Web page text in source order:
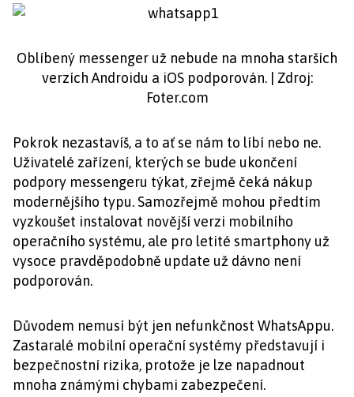
Oblíbený messenger už nebude na mnoha starších
verzích Androidu a iOS podporován. | Zdroj:
Foter.com
Pokrok nezastavíš, a to ať se nám to líbí nebo ne.
Uživatelé zařízení, kterých se bude ukončení
podpory messengeru týkat, zřejmě čeká nákup
modernějšího typu. Samozřejmě mohou předtím
vyzkoušet instalovat novější verzi mobilního
operačního systému, ale pro letité smartphony už
vysoce pravděpodobně update už dávno není
podporován.
Důvodem nemusí být jen nefunkčnost WhatsAppu.
Zastaralé mobilní operační systémy představují i
bezpečnostní rizika, protože je lze napadnout
mnoha známými chybami zabezpečení.